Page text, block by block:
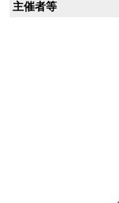
主催者等